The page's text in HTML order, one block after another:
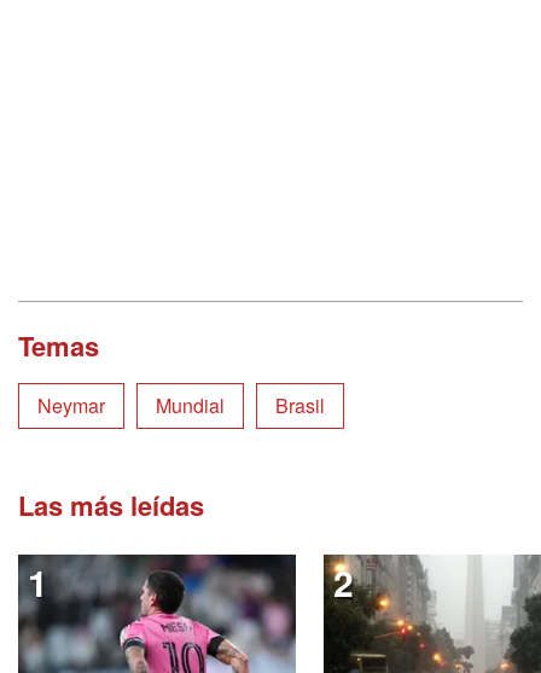
Temas
Neymar Mundial Brasil
Las más leídas